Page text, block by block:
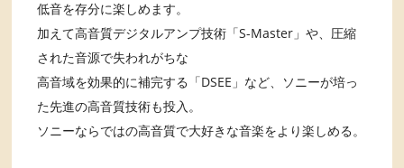
低音を存分に楽しめます。
加えて高音質デジタルアンプ技術「S-Master」や、圧縮
された音源で失われがちな
高音域を効果的に補完する「DSEE」など、ソニーが培っ
た先進の高音質技術も投入。
ソニーならではの高音質で大好きな音楽をより楽しめる。